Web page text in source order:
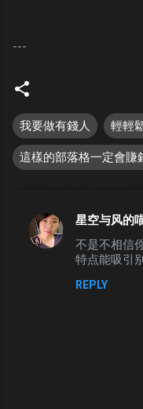
---
我要做有錢人 輕輕
這樣的部落格一定會賺
C
o
星空与风的
不是不相信
特点能吸引
REPLY